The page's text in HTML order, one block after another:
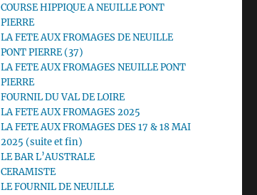
COURSE HIPPIQUE A NEUILLE PONT
PIERRE
LA FETE AUX FROMAGES DE NEUILLE
PONT PIERRE (37)
LA FETE AUX FROMAGES NEUILLE PONT
PIERRE
FOURNIL DU VAL DE LOIRE
LA FETE AUX FROMAGES 2025
LA FETE AUX FROMAGES DES 17 & 18 MAI
2025 (suite et fin)
LE BAR L’AUSTRALE
CERAMISTE
LE FOURNIL DE NEUILLE